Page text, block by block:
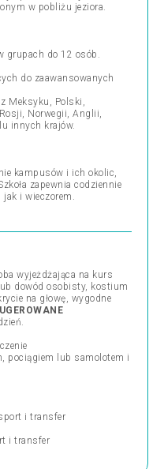
w pobliżu jeziora.
grupach do 12 osób.
do zaawansowanych
Meksyku, Polski,
Norwegii, Anglii,
innych krajów.
kampusów i ich okolic,
zapewnia codziennie
jak i wieczorem.
wyjeżdżająca na kurs
dowód osobisty, kostium
na głowę, wygodne
pociągiem lub samolotem i
i transfer
i transfer